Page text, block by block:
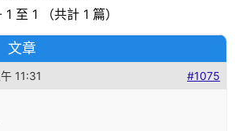
至 1 （共計 1 篇）
文章
11:31 #1075